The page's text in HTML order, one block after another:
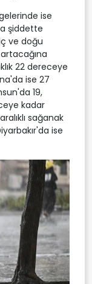
ise
şiddette
ve doğu
22 dereceye
ise 27
19,
kadar
sağanak
ise